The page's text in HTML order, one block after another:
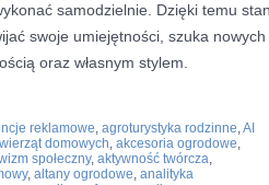
samodzielnie. Dzięki temu
swoje umiejętności, szuka
oraz własnym stylem.
reklamowe, agroturystyka rodzinne,AI
domowych, akcesoria ogrodowe,
społeczny, aktywność twórcza,
, altany ogrodowe, analityka